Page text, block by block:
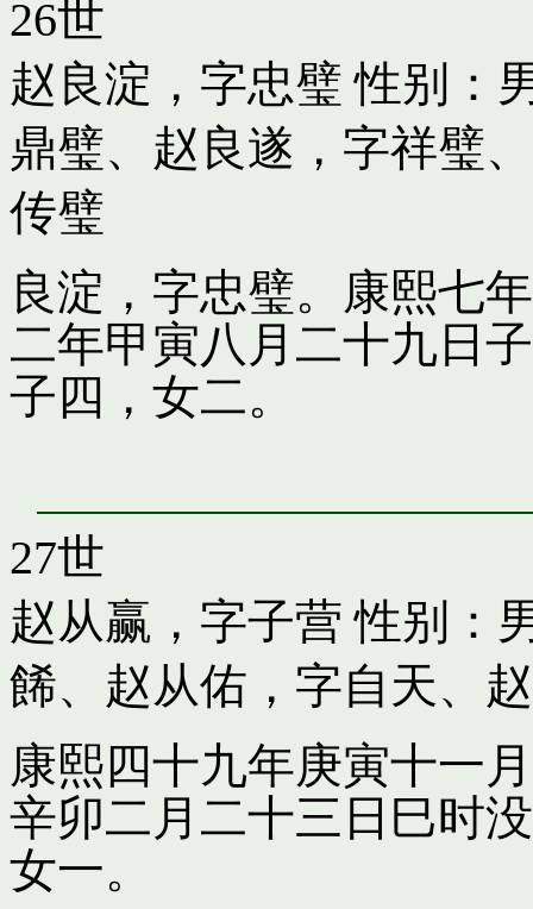
26世
赵良淀，字忠璧 性别：
鼎璧、 赵良遂，字祥璧、
传璧
良淀，字忠璧。康熙七
二年甲寅八月二十九日
子四，女二。
27世
赵从赢，字子营 性别：
餙、 赵从佑，字自天、
康熙四十九年庚寅十一
辛卯二月二十三日巳时
女一。